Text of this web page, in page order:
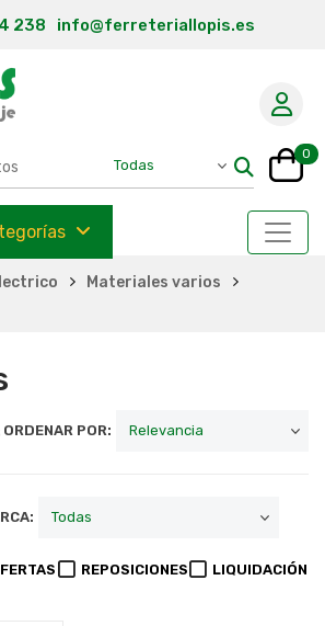
238 info@ferreteriallopis.es
0
Materiales varios
ORDENAR POR:
REPOSICIONES LIQUIDACIÓN